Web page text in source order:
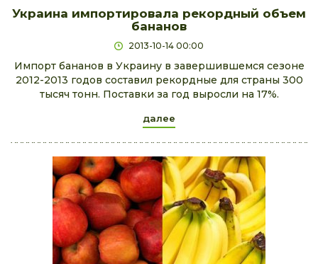
Украина импортировала рекордный объем
бананов
2013-10-14 00:00
Импорт бананов в Украину в завершившемся сезоне
2012-2013 годов составил рекордные для страны 300
тысяч тонн. Поставки за год выросли на 17%.
далее